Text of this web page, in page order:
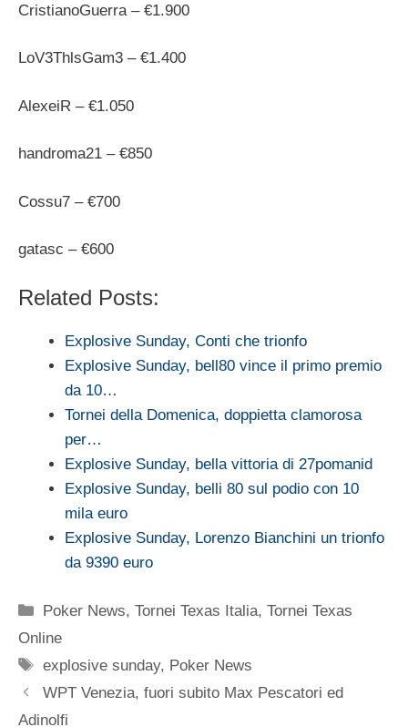
CristianoGuerra – €1.900
LoV3ThlsGam3 – €1.400
AlexeiR – €1.050
handroma21 – €850
Cossu7 – €700
gatasc – €600
Related Posts:
Explosive Sunday, Conti che trionfo
Explosive Sunday, bell80 vince il primo premio
da 10…
Tornei della Domenica, doppietta clamorosa
per…
Explosive Sunday, bella vittoria di 27pomanid
Explosive Sunday, belli 80 sul podio con 10
mila euro
Explosive Sunday, Lorenzo Bianchini un trionfo
da 9390 euro
Categorie
Poker News,Tornei Texas Italia,Tornei Texas
Online
Tag
explosive sunday, Poker News
WPT Venezia, fuori subito Max Pescatori ed
Adinolfi